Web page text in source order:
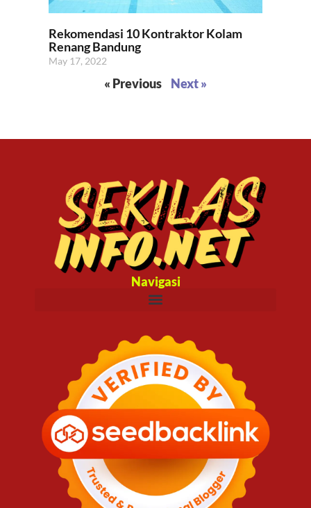
Rekomendasi 10 Kontraktor Kolam
Renang Bandung
May 17, 2022
« Previous Next »
Navigasi